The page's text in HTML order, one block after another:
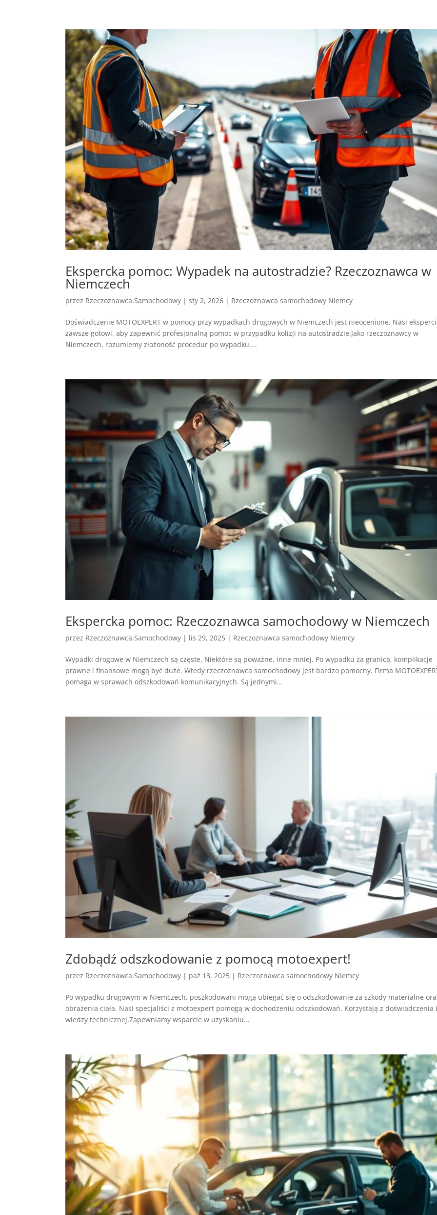
Ekspercka pomoc: Wypadek na autostradzie? Rzeczoznawca w
Niemczech
przez Rzeczoznawca.Samochodowy |sty 2, 2026 | Rzeczoznawca samochodowy Niemcy
Doświadczenie MOTOEXPERT w pomocy przy wypadkach drogowych w Niemczech jest nieocenione. Nasi
zawsze gotowi, aby zapewnić profesjonalną pomoc w przypadku kolizji na autostradzie.Jako rzeczoznawcy w
Niemczech, rozumiemy złożoność procedur po wypadku....
Ekspercka pomoc: Rzeczoznawca samochodowy w Niemczech
przez Rzeczoznawca.Samochodowy | lis 29, 2025 | Rzeczoznawca samochodowy Niemcy
Wypadki drogowe w Niemczech są częste. Niektóre są poważne, inne mniej. Po wypadku za granicą, komplikacje
prawne i finansowe mogą być duże. Wtedy rzeczoznawca samochodowy jest bardzo pomocny. Firma
pomaga w sprawach odszkodowań komunikacyjnych. Są jednymi...
Zdobądź odszkodowanie z pomocą motoexpert!
przez Rzeczoznawca.Samochodowy | paź 13, 2025 | Rzeczoznawca samochodowy Niemcy
Po wypadku drogowym w Niemczech, poszkodowani mogą ubiegać się o odszkodowanie za szkody materialne
obrażenia ciała. Nasi specjaliści z motoexpert pomogą w dochodzeniu odszkodowań. Korzystają z doświadczenia
wiedzy technicznej.Zapewniamy wsparcie w uzyskaniu...